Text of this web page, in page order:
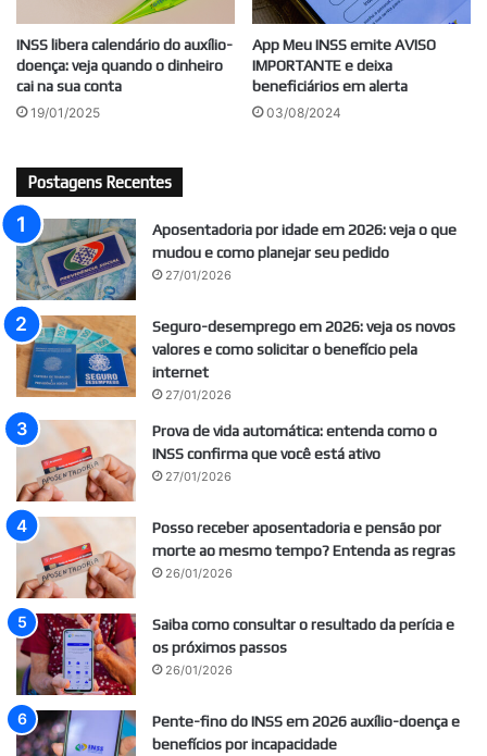
INSS libera calendário do auxílio-
doença: veja quando o dinheiro
cai na sua conta
19/01/2025
App Meu INSS emite AVISO
IMPORTANTE e deixa
beneficiários em alerta
03/08/2024
Postagens Recentes
Aposentadoria por idade em 2026: veja o que
mudou e como planejar seu pedido
27/01/2026
Seguro-desemprego em 2026: veja os novos
valores e como solicitar o benefício pela
internet
27/01/2026
Prova de vida automática: entenda como o
INSS confirma que você está ativo
27/01/2026
Posso receber aposentadoria e pensão por
morte ao mesmo tempo? Entenda as regras
26/01/2026
Saiba como consultar o resultado da perícia e
os próximos passos
26/01/2026
Pente-fino do INSS em 2026 auxílio-doença e
benefícios por incapacidade